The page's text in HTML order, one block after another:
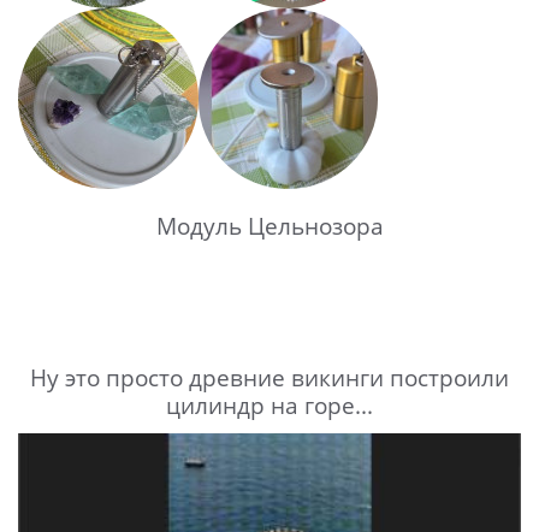
Модуль Цельнозора
Ну это просто древние викинги построили
цилиндр на горе...